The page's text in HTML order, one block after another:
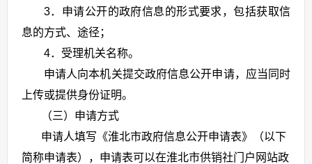
3．申请公开的政府信息的形式要求，包括获取信
息的方式、途径；
4．受理机关名称。
申请人向本机关提交政府信息公开申请，应当同时
上传或提供身份证明。
（三）申请方式
申请人填写《淮北市政府信息公开申请表》（以下
简称申请表），申请表可以在淮北市供销社门户网站政